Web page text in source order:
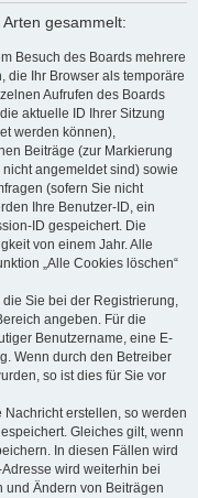
gesammelt:
Besuch des Boards mehrere
die Ihr Browser als temporäre
Aufrufen des Boards
aktuelle ID Ihrer Sitzung
werden können),
Beiträge (zur Markierung
angemeldet sind) sowie
(sofern Sie nicht
Ihre Benutzer-ID, ein
ID gespeichert. Die
von einem Jahr. Alle
„Alle Cookies löschen“
Sie bei der Registrierung,
angeben. Für die
Benutzername, eine E-
Wenn durch den Betreiber
so ist dies für Sie vor
erstellen, so werden
Gleiches gilt, wenn
In diesen Fällen wird
wird weiterhin bei
und Ändern von Beiträgen